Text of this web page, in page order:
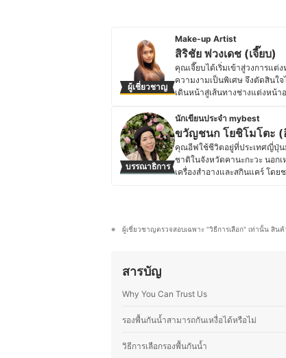
ผู้เชี่ยวชาญ
Make-up Artist
สิริชัย พ่วงเดช (เจี๊ยบ)
คุณเจี๊ยบได้เริ่มเข้าสู่วงการแต่
ความงามเป็นพิเศษ จึงตัดสินใ
เดินหน้าสู่เส้นทางช่างแต่งหน้า
ใน 10 อันดับ สุดยอดช่างแต่งหน้
ช่างแต่งหน้าเจ้าสาวและเจ้าข
ประกอบอาชีพ ไปจนถึงการสอ
มีผู้ติดตามถึง 7 หมื่นกว่าคนแล
ประวัติของ สิริชัย พ่วงเดช (
บรรณาธิการ
นักเขียนประจำ mybest
ขวัญชนก โยชิโมโตะ (
คุณอีฟใช้ชีวิตอยู่ที่ประเทศญี่ปุ่น
ชาติในจังหวัดคานะกะวะ นอก
เครื่องสำอางและสกินแคร์ โ
ชอบทดลองวัตถุดิบที่หาได้ในญี่
ผู้เชี่ยวชาญตรวจสอบเฉพาะ "วิธีการเลือก" เท่านั้น สิน
สารบัญ
Why You Can Trust Us
รองพื้นกันน้ำสามารถกันเหงื่อได้หรือไม่
วิธีการเลือกรองพื้นกันน้ำ